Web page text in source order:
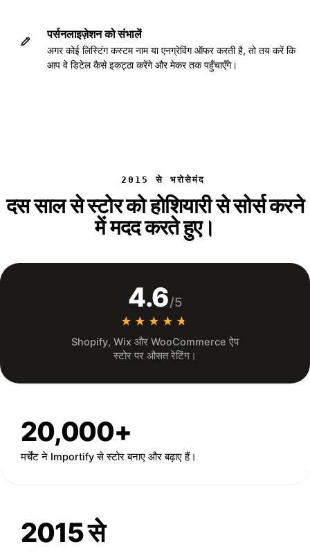
पर्सनलाइज़ेशन को संभालें
अगर कोई लिस्टिंग कस्टम नाम या एनग्रेविंग ऑफर करती है, तो तय करें कि
आप वे डिटेल कैसे इकट्ठा करेंगे और मेकर तक पहुँचाएँगे।
2015 से भरोसेमंद
दस साल से स्टोर को होशियारी से सोर्स करने
में मदद करते हुए।
4.6/5
★★★★★
★★★★★
Shopify, Wix और WooCommerce ऐप
स्टोर पर औसत रेटिंग।
20,000+
मर्चेंट ने Importify से स्टोर बनाए और बढ़ाए हैं।
2015 से